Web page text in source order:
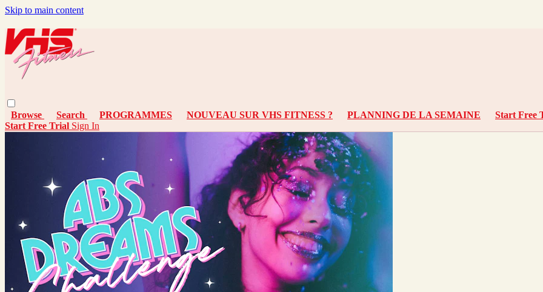
Skip to main content
Browse Search PROGRAMMES NOUVEAU SUR VHS FITNESS ? PLANNING DE LA SEMAINE Start Free
Start Free Trial Sign In